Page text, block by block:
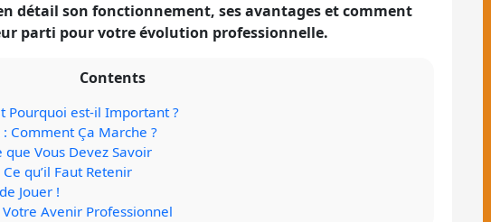
détail son fonctionnement, ses avantages et comment
parti pour votre évolution professionnelle.
Contents
Pourquoi est-il Important ?
Comment Ça Marche ?
Vous Devez Savoir
qu’il Faut Retenir
Jouer !
Avenir Professionnel